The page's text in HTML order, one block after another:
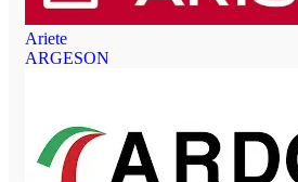
Ariete
ARGESON